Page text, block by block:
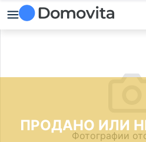
ПРОДАНО ИЛИ
Фотографии